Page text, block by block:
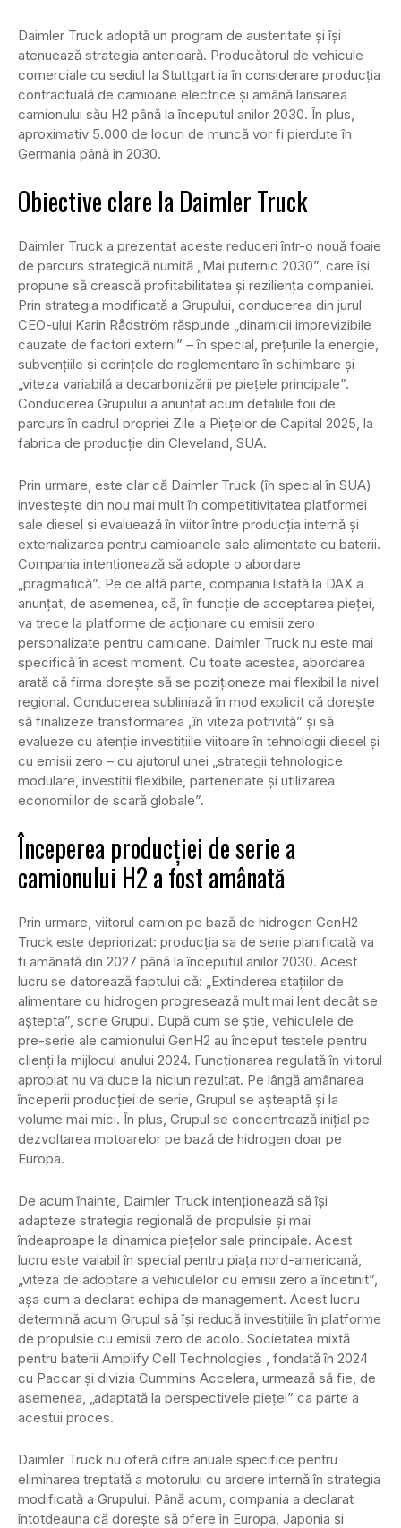
Daimler Truck adoptă un program de austeritate și își
atenuează strategia anterioară. Producătorul de vehicule
comerciale cu sediul la Stuttgart ia în considerare producția
contractuală de camioane electrice și amână lansarea
camionului său H2 până la începutul anilor 2030. În plus,
aproximativ 5.000 de locuri de muncă vor fi pierdute în
Germania până în 2030.
Obiective clare la Daimler Truck
Daimler Truck a prezentat aceste reduceri într-o nouă foaie
de parcurs strategică numită „Mai puternic 2030”, care își
propune să crească profitabilitatea și reziliența companiei.
Prin strategia modificată a Grupului, conducerea din jurul
CEO-ului Karin Rådström răspunde „dinamicii imprevizibile
cauzate de factori externi” – în special, prețurile la energie,
subvențiile și cerințele de reglementare în schimbare și
„viteza variabilă a decarbonizării pe piețele principale”.
Conducerea Grupului a anunțat acum detaliile foii de
parcurs în cadrul propriei Zile a Piețelor de Capital 2025, la
fabrica de producție din Cleveland, SUA.
Prin urmare, este clar că Daimler Truck (în special în SUA)
investește din nou mai mult în competitivitatea platformei
sale diesel și evaluează în viitor între producția internă și
externalizarea pentru camioanele sale alimentate cu baterii.
Compania intenționează să adopte o abordare
„pragmatică”. Pe de altă parte, compania listată la DAX a
anunțat, de asemenea, că, în funcție de acceptarea pieței,
va trece la platforme de acționare cu emisii zero
personalizate pentru camioane. Daimler Truck nu este mai
specifică în acest moment. Cu toate acestea, abordarea
arată că firma dorește să se poziționeze mai flexibil la nivel
regional. Conducerea subliniază în mod explicit că dorește
să finalizeze transformarea „în viteza potrivită” și să
evalueze cu atenție investițiile viitoare în tehnologii diesel și
cu emisii zero – cu ajutorul unei „strategii tehnologice
modulare, investiții flexibile, parteneriate și utilizarea
economiilor de scară globale”.
Începerea producției de serie a
camionului H2 a fost amânată
Prin urmare, viitorul camion pe bază de hidrogen GenH2
Truck este depriorizat: producția sa de serie planificată va
fi amânată din 2027 până la începutul anilor 2030. Acest
lucru se datorează faptului că: „Extinderea stațiilor de
alimentare cu hidrogen progresează mult mai lent decât se
aștepta”, scrie Grupul. După cum se știe, vehiculele de
pre-serie ale camionului GenH2 au început testele pentru
clienți la mijlocul anului 2024. Funcționarea regulată în viitorul
apropiat nu va duce la niciun rezultat. Pe lângă amânarea
începerii producției de serie, Grupul se așteaptă și la
volume mai mici. În plus, Grupul se concentrează inițial pe
dezvoltarea motoarelor pe bază de hidrogen doar pe
Europa.
De acum înainte, Daimler Truck intenționează să își
adapteze strategia regională de propulsie și mai
îndeaproape la dinamica piețelor sale principale. Acest
lucru este valabil în special pentru piața nord-americană,
„viteza de adoptare a vehiculelor cu emisii zero a încetinit”,
așa cum a declarat echipa de management. Acest lucru
determină acum Grupul să își reducă investițiile în platforme
de propulsie cu emisii zero de acolo. Societatea mixtă
pentru baterii Amplify Cell Technologies , fondată în 2024
cu Paccar și divizia Cummins Accelera, urmează să fie, de
asemenea, „adaptată la perspectivele pieței” ca parte a
acestui proces.
Daimler Truck nu oferă cifre anuale specifice pentru
eliminarea treptată a motorului cu ardere internă în strategia
modificată a Grupului. Până acum, compania a declarat
întotdeauna că dorește să ofere în Europa, Japonia și